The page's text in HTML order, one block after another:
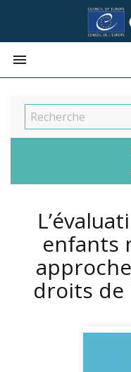

enfants
droits de